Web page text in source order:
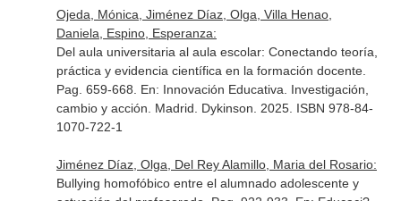
Ojeda, Mónica, Jiménez Díaz, Olga, Villa Henao,
Daniela, Espino, Esperanza:
Del aula universitaria al aula escolar: Conectando teoría,
práctica y evidencia científica en la formación docente.
Pag. 659-668. En: Innovación Educativa. Investigación,
cambio y acción . Madrid. Dykinson. 2025. ISBN 978-84-
1070-722-1
Jiménez Díaz, Olga, Del Rey Alamillo, Maria del Rosario:
Bullying homofóbico entre el alumnado adolescente y